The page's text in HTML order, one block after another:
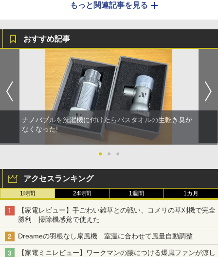
もっと関連記事を見る
おすすめ記事
ナノバブルを洗濯機に付けたらバスタオルの生乾き臭が
なくなった!
● ● ●
アクセスランキング
1時間 24時間 1週間 1カ月
【家電レビュー】手ごわい雑草との戦い、コメリの草刈機で完全
勝利 掃除機感覚で使えた
Dreameの羽根なし扇風機 室温に合わせて風量自動調整
【家電ミニレビュー】ワークマンの腰につける爆風ファンが涼し